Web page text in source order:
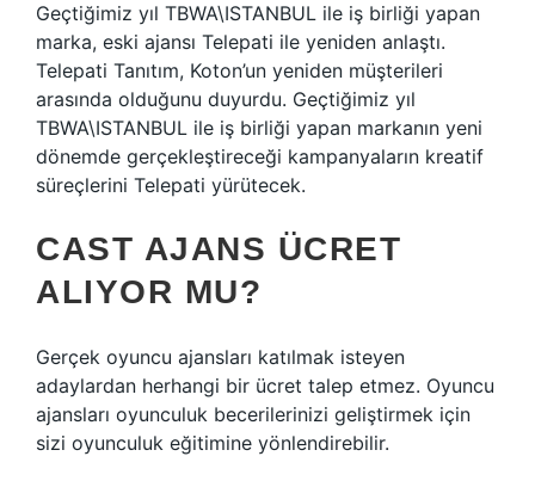
Geçtiğimiz yıl TBWA\ISTANBUL ile iş birliği yapan
marka, eski ajansı Telepati ile yeniden anlaştı.
Telepati Tanıtım, Koton’un yeniden müşterileri
arasında olduğunu duyurdu. Geçtiğimiz yıl
TBWA\ISTANBUL ile iş birliği yapan markanın yeni
dönemde gerçekleştireceği kampanyaların kreatif
süreçlerini Telepati yürütecek.
CAST AJANS ÜCRET
ALIYOR MU?
Gerçek oyuncu ajansları katılmak isteyen
adaylardan herhangi bir ücret talep etmez. Oyuncu
ajansları oyunculuk becerilerinizi geliştirmek için
sizi oyunculuk eğitimine yönlendirebilir.